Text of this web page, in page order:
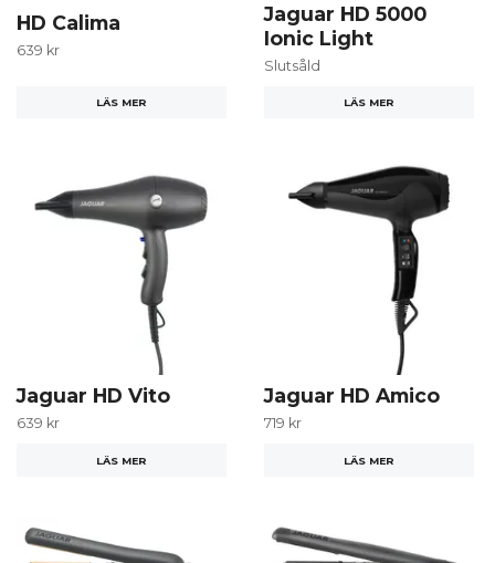
HD Calima
639 kr
LÄS MER
Jaguar HD 5000
Ionic Light
Slutsåld
LÄS MER
Jaguar HD Vito
639 kr
LÄS MER
Jaguar HD Amico
719 kr
LÄS MER